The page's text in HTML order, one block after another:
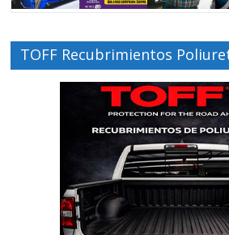
TOFF Recubrimientos